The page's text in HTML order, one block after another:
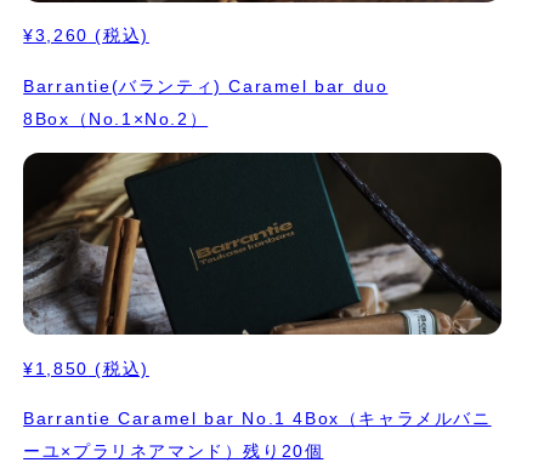
¥3,260 (税込)
Barrantie(バランティ) Caramel bar duo
8Box（No.1×No.2）
¥1,850 (税込)
Barrantie Caramel bar No.1 4Box（キャラメルバニ
ーユ×プラリネアマンド）残り20個